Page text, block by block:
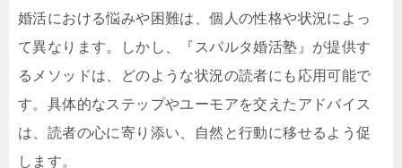
婚活における悩みや困難は、個人の性格や状況によっ
て異なります。しかし、『スパルタ婚活塾』が提供す
るメソッドは、どのような状況の読者にも応用可能で
す。具体的なステップやユーモアを交えたアドバイス
は、読者の心に寄り添い、自然と行動に移せるよう促
します。